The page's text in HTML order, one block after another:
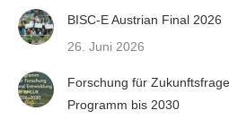
BISC-E Austrian Final 2026
26. Juni 2026
Forschung für
Programm bis 2030